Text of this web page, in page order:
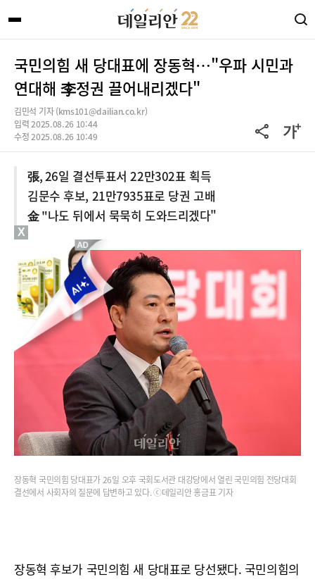
국민의힘 새 당대표에 장동혁…"우파 시민과
연대해 李정권 끌어내리겠다"
김민석 기자 (kms101@dailian.co.kr)
입력 2025.08.26 10:44
수정 2025.08.26 10:49
張, 26일 결선투표서 22만302표 획득
김문수 후보, 21만7935표로 당권 고배
金 "나도 뒤에서 묵묵히 도와드리겠다"
장동혁 국민의힘 당대표가 26일 오후 국회도서관 대강당에서 열린 국민의힘 전당대회
결선에서 사회자의 질문에 답변하고 있다. ⓒ데일리안 홍금표 기자
장동혁 후보가 국민의힘 새 당대표로 당선됐다. 국민의힘의
X